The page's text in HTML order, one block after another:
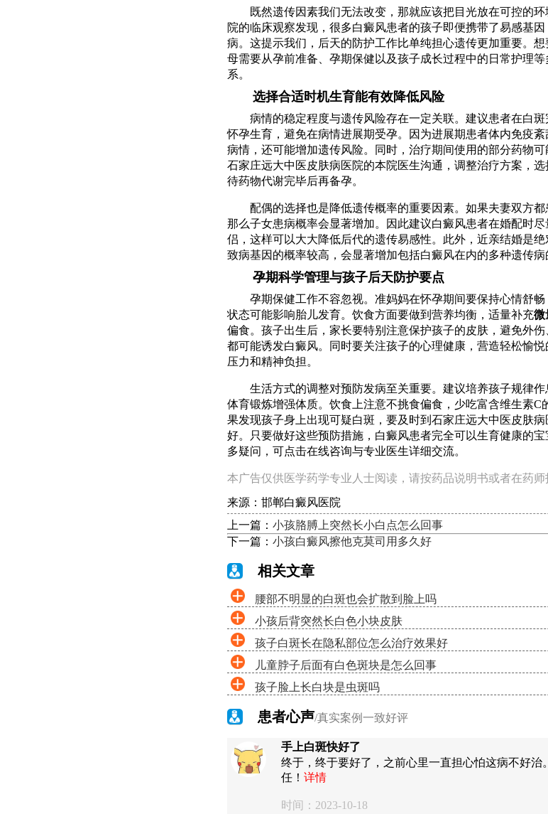
既然遗传因素我们无法改变，那就应该把目光放在可控的
院的临床观察发现，很多白癜风患者的孩子即便携带了易感基
病。这提示我们，后天的防护工作比单纯担心遗传更加重要。
母需要从孕前准备、孕期保健以及孩子成长过程中的日常护理
系。
选择合适时机生育能有效降低风险
病情的稳定程度与遗传风险存在一定关联。建议患者在白
怀孕生育，避免在病情进展期受孕。因为进展期患者体内免疫
病情，还可能增加遗传风险。同时，治疗期间使用的部分药物
石家庄远大中医皮肤病医院的本院医生沟通，调整治疗方案，
待药物代谢完毕后再备孕。
配偶的选择也是降低遗传概率的重要因素。如果夫妻双方
那么子女患病概率会显著增加。因此建议白癜风患者在婚配时
侣，这样可以大大降低后代的遗传易感性。此外，近亲结婚是
致病基因的概率较高，会显著增加包括白癜风在内的多种遗传病
孕期科学管理与孩子后天防护要点
孕期保健工作不容忽视。准妈妈在怀孕期间要保持心情舒
状态可能影响胎儿发育。饮食方面要做到营养均衡，适量补充微
偏食。孩子出生后，家长要特别注意保护孩子的皮肤，避免外
都可能诱发白癜风。同时要关注孩子的心理健康，营造轻松愉
压力和精神负担。
生活方式的调整对预防发病至关重要。建议培养孩子规律
体育锻炼增强体质。饮食上注意不挑食偏食，少吃富含维生素C
果发现孩子身上出现可疑白斑，要及时到石家庄远大中医皮肤
好。只要做好这些预防措施，白癜风患者完全可以生育健康的
多疑问，可点击在线咨询与专业医生详细交流。
本广告仅供医学药学专业人士阅读，请按药品说明书或者在药师
来源：邯郸白癜风医院
上一篇： 小孩胳膊上突然长小白点怎么回事
下一篇： 小孩白癜风擦他克莫司用多久好
相关文章
腰部不明显的白斑也会扩散到脸上吗
小孩后背突然长白色小块皮肤
孩子白斑长在隐私部位怎么治疗效果好
儿童脖子后面有白色斑块是怎么回事
孩子脸上长白块是虫斑吗
患者心声/真实案例一致好评
手上白斑快好了
终于，终于要好了，之前心里一直担心怕这病不好治
任！ 详情
时间：2023-10-18